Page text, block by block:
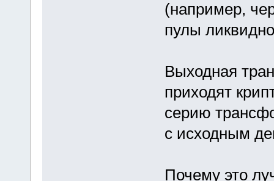
(например,
пулы
Выходная
приходят
серию
с исходным
Почему это